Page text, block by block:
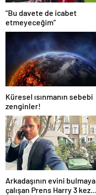
“Bu davete de icabet
etmeyeceğim”
Küresel ısınmanın sebebi
zenginler!
Arkadaşının evini bulmaya
çalışan Prens Harry 3 kez